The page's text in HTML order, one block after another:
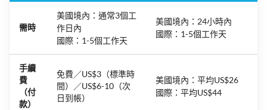
需時
美國境內：通常3個工
作日內
國際：1-5個工作天
美國境內：24小時內
國際：1-5個工作天
手續
費
（付
款）
免費／US$3（標準時
間）／US$6-10（次
日到帳）
美國境內：平均US$26
國際：平均US$44